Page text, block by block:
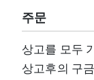
주문
상고를 모두
상고후의 구